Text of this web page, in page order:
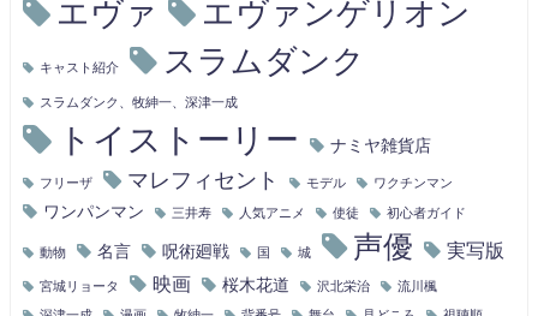
エヴァ エヴァンゲリオン
キャスト紹介 スラムダンク
スラムダンク、牧紳一、深津一成
トイストーリー ナミヤ雑貨店
フリーザ マレフィセント モデル ワクチンマン
ワンパンマン 三井寿 人気アニメ 使徒 初心者ガイド
動物 名言 呪術廻戦 国 城 声優 実写版
宮城リョータ 映画 桜木花道 沢北栄治 流川楓